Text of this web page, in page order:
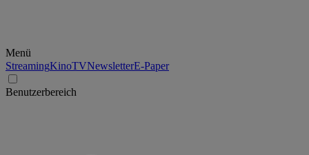
Menü
StreamingKinoTVNewsletterE-Paper
Benutzerbereich